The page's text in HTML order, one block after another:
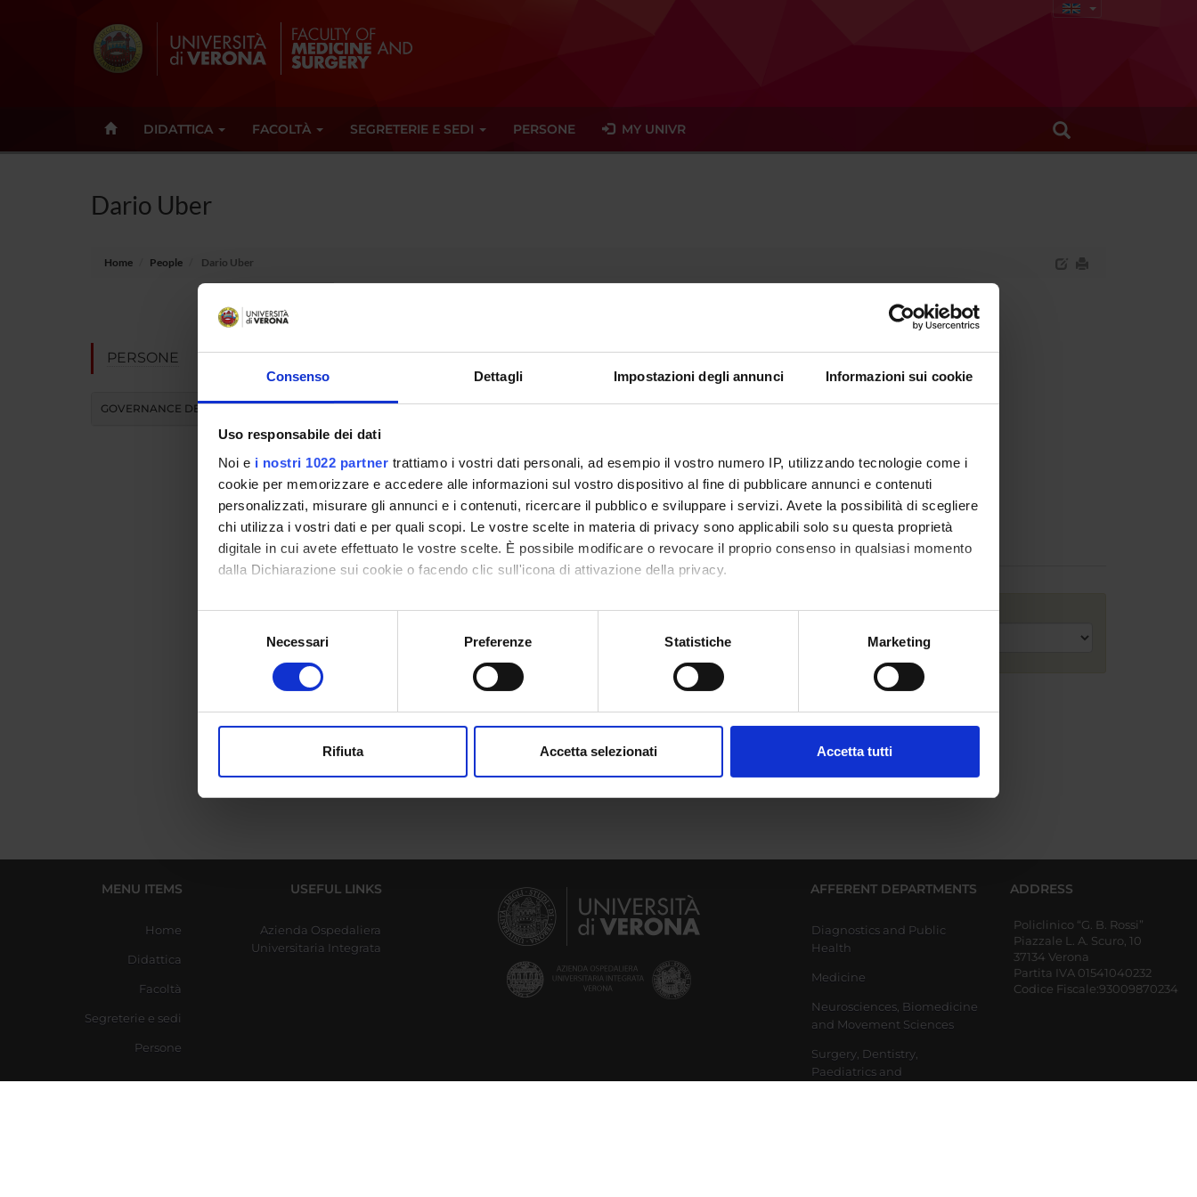
Consenso Dettagli Impostazioni degli annunci Informazioni sui cookie
Uso responsabile dei dati
Noi e i nostri 1022 partner trattiamo i vostri dati personali, ad esempio il vostro numero IP, utilizzando tecnologie come i
cookie per memorizzare e accedere alle informazioni sul vostro dispositivo al fine di pubblicare annunci e contenuti
personalizzati, misurare gli annunci e i contenuti, ricercare il pubblico e sviluppare i servizi. Avete la possibilità di scegliere
chi utilizza i vostri dati e per quali scopi. Le vostre scelte in materia di privacy sono applicabili solo su questa proprietà
digitale in cui avete effettuato le vostre scelte. È possibile modificare o revocare il proprio consenso in qualsiasi momento
dalla Dichiarazione sui cookie o facendo clic sull'icona di attivazione della privacy.
Con il tuo consenso, vorremmo anche:
raccogliere informazioni sulla tua posizione geografica, con un'approssimazione di qualche metro,
digitali).
modificare o ritirare il tuo consenso in qualsiasi momento dalla Dichiarazione sui cookie.
Necessari Preferenze Statistiche Marketing
Rifiuta Accetta selezionati Accetta tutti
DIDATTICA FACOLTÀ SEGRETERIE E SEDI PERSONE MY UNIVR
Dario Uber
Home People Dario Uber
PERSONE
GOVERNANCE DELLA FACOLTÀ
Not present since December 31, 2022
Teaching 0 Announcements 0 Research Assignments
MODULES
Modules running in the period selected:
Click on the module to see the timetable and course details.
Academic year
MENU ITEMS
Home
Didattica
Facoltà
Segreterie e sedi
Persone
USEFUL LINKS
Azienda Ospedaliera
Universitaria Integrata
AFFERENT DEPARTMENTS
Diagnostics and Public
Health
Medicine
Neurosciences, Biomedicine
and Movement Sciences
Surgery, Dentistry,
Paediatrics and
ADDRESS
Policlinico “G. B. Rossi”
Piazzale L. A. Scuro, 10
37134 Verona
Partita IVA 01541040232
Codice Fiscale:93009870234